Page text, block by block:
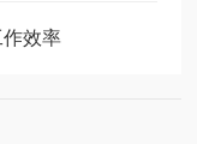
效率